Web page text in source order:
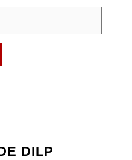
DILP